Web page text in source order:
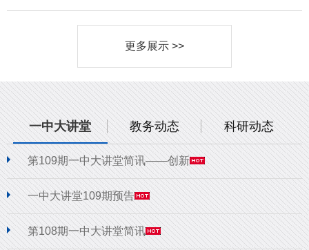
更多展示 >>
一中大讲堂 教务动态 科研动态
第109期一中大讲堂简讯——创新
一中大讲堂109期预告
第108期一中大讲堂简讯